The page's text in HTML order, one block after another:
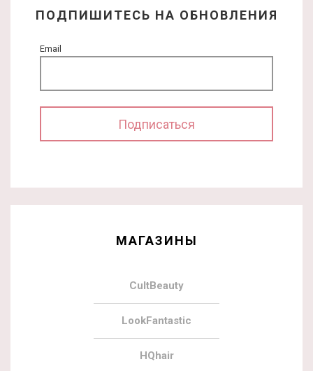
ПОДПИШИТЕСЬ НА ОБНОВЛЕНИЯ
Email
МАГАЗИНЫ
CultBeauty
LookFantastic
HQhair